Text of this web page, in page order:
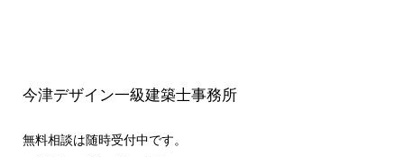
今津デザイン一級建築士事務所
無料相談は随時受付中です。